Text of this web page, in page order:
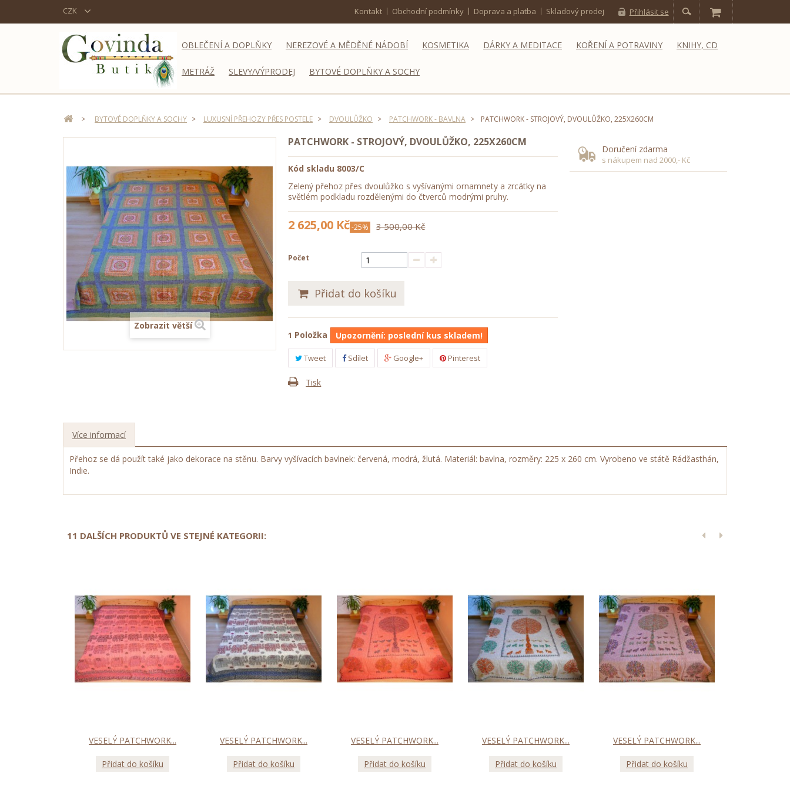
Přihlásit se
CZK Kontakt Obchodní podmínky Doprava a platba Skladový prodej
OBLEČENÍ A DOPLŇKY NEREZOVÉ A MĚDĚNÉ NÁDOBÍ KOSMETIKA DÁRKY A MEDITACE KOŘENÍ A POTRAVINY KNIHY, CD
METRÁŽ SLEVY/VÝPRODEJ BYTOVÉ DOPLŇKY A SOCHY
> BYTOVÉ DOPLŇKY A SOCHY > LUXUSNÍ PŘEHOZY PŘES POSTELE > DVOULŮŽKO > PATCHWORK - BAVLNA > PATCHWORK - STROJOVÝ, DVOULŮŽKO, 225X260CM
Zobrazit větší
PATCHWORK - STROJOVÝ, DVOULŮŽKO, 225X260CM
Kód skladu 8003/C
Zelený přehoz přes dvoulůžko s vyšívanými ornamnety a zrcátky na
světlém podkladu rozdělenými do čtverců modrými pruhy.
2 625,00 Kč-25% 3 500,00 Kč
Počet
Přidat do košíku
1 Položka Upozornění: poslední kus skladem!
Tweet Sdílet Google+ Pinterest
Tisk
Doručení zdarma
s nákupem nad 2000,- Kč
Více informací
Přehoz se dá použít také jako dekorace na stěnu. Barvy vyšívacích bavlnek: červená, modrá, žlutá. Materiál: bavlna, rozměry: 225 x 260 cm. Vyrobeno ve státě Rádžasthán,
Indie.
11 DALŠÍCH PRODUKTŮ VE STEJNÉ KATEGORII:
VESELÝ PATCHWORK...
Přidat do košíku
VESELÝ PATCHWORK...
Přidat do košíku
VESELÝ PATCHWORK...
Přidat do košíku
VESELÝ PATCHWORK...
Přidat do košíku
VESELÝ PATCHWORK...
Přidat do košíku